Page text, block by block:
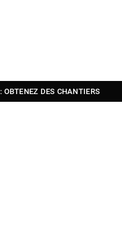
OBTENEZ DES CHANTIERS